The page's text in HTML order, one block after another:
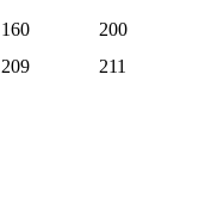
160
200
209 211